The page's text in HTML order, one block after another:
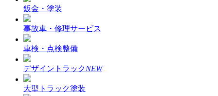
鈑金・塗装
事故車・修理サービス
車検・点検整備
デザイントラックNEW
大型トラック塗装